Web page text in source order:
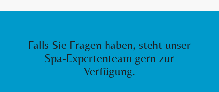
Falls Sie Fragen haben, steht unser
Spa-Expertenteam gern zur
Verfügung.